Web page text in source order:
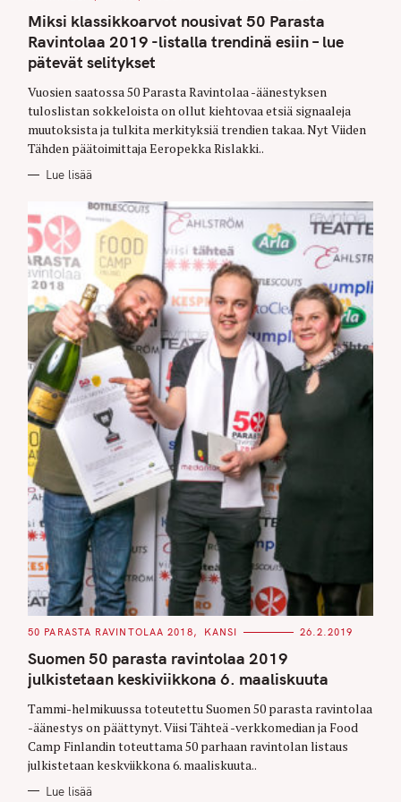
T
E
G
O
R
I
S
Miksi klassikkoarvot nousivat 50 Parasta
Ravintolaa 2019 -listalla trendinä esiin – lue
pätevät selitykset
Vuosien saatossa 50 Parasta Ravintolaa -äänestyksen
tuloslistan sokkeloista on ollut kiehtovaa etsiä signaaleja
muutoksista ja tulkita merkityksiä trendien takaa. Nyt Viiden
Tähden päätoimittaja Eeropekka Rislakki..
Lue lisää
C
T
E
G
O
I
E
S
50 PARASTA RAVINTOLAA 2018 KANSI 26.2.2019
Suomen 50 parasta ravintolaa 2019
julkistetaan keskiviikkona 6. maaliskuuta
Tammi-helmikuussa toteutettu Suomen 50 parasta ravintolaa
-äänestys on päättynyt. Viisi Tähteä -verkkomedian ja Food
Camp Finlandin toteuttama 50 parhaan ravintolan listaus
julkistetaan keskviikkona 6. maaliskuuta..
Lue lisää